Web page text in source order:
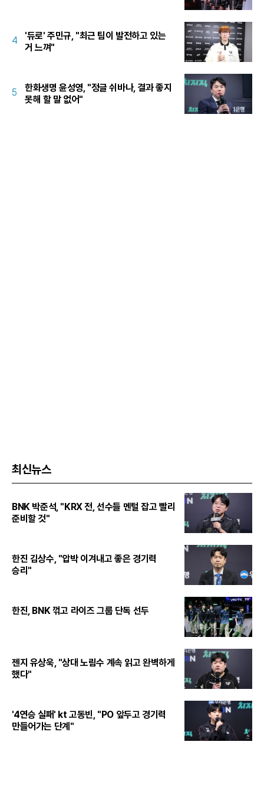
4
'듀로' 주민규, "최근 팀이 발전하고 있는
거 느껴"
5
한화생명 윤성영, "정글 쉬바나, 결과 좋지
못해 할 말 없어"
최신뉴스
BNK 박준석, "KRX 전, 선수들 멘털 잡고 빨리
준비할 것"
한진 김상수, "압박 이겨내고 좋은 경기력
승리"
한진, BNK 꺾고 라이즈 그룹 단독 선두
젠지 유상욱, "상대 노림수 계속 읽고 완벽하게
했다"
'4연승 실패' kt 고동빈, "PO 앞두고 경기력
만들어가는 단계"